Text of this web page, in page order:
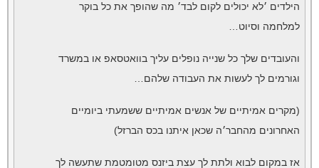
הילדים ׳לא יכולים לקום לבד׳ מה שהופך את כל בוקר
למלחמה וסיוט…
והעובדים שלך כל שנייה נופלים עליך בוואטסאפ או במשרד
וגורמים לך לעשות את העבודה שלהם…
(מקרים אמיתיים של אנשים אמיתיים ששמעתי ביומיים
האחרונים מהחבר׳ה שכאן איתנו בכס הברזל)
אז במקום לבוא ולתת לך עצת ביזנס מטומטמת שתעשה לך